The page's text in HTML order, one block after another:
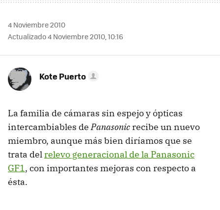
4 Noviembre 2010
Actualizado 4 Noviembre 2010, 10:16
Kote Puerto
La familia de cámaras sin espejo y ópticas
intercambiables dePanasonic recibe un nuevo
miembro, aunque más bien diríamos que se
trata delrelevo generacional de la Panasonic
GF1, con importantes mejoras con respecto a
ésta.